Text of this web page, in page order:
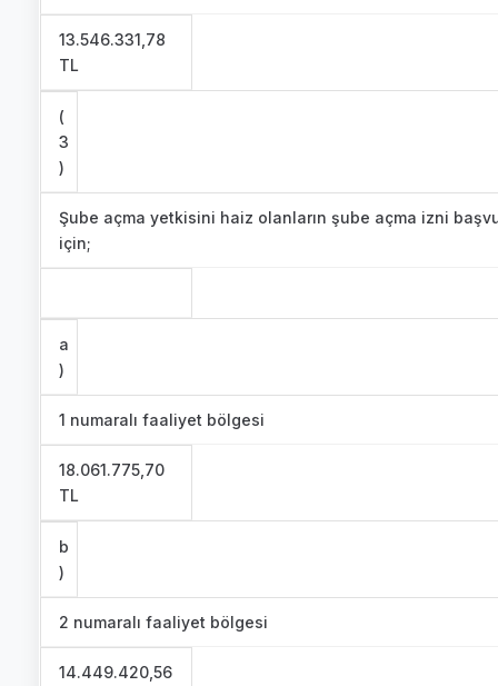
13.546.331,78
TL
(
3
)
Şube açma yetkisini haiz olanların şube açma izni
için;
a
)
1 numaralı faaliyet bölgesi
18.061.775,70
TL
b
)
2 numaralı faaliyet bölgesi
14.449.420,56